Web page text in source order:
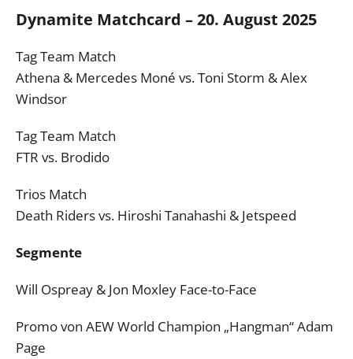
Dynamite Matchcard – 20. August 2025
Tag Team Match
Athena & Mercedes Moné vs. Toni Storm & Alex
Windsor
Tag Team Match
FTR vs. Brodido
Trios Match
Death Riders vs. Hiroshi Tanahashi & Jetspeed
Segmente
Will Ospreay & Jon Moxley Face-to-Face
Promo von AEW World Champion „Hangman“ Adam
Page